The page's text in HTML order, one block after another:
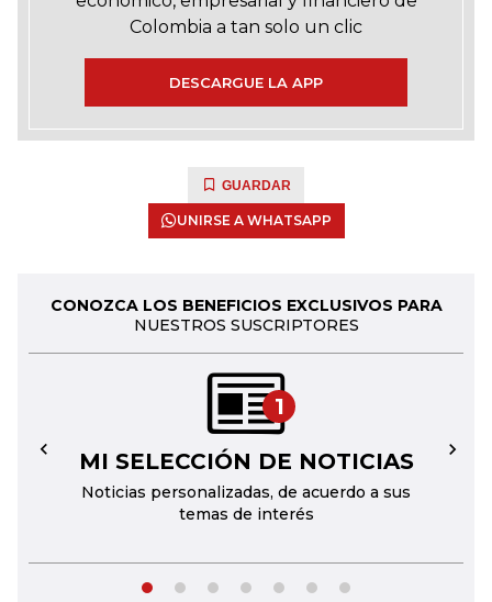
Colombia a tan solo un clic
DESCARGUE LA APP
GUARDAR
UNIRSE A WHATSAPP
CONOZCA LOS BENEFICIOS EXCLUSIVOS PARA
NUESTROS SUSCRIPTORES
1
MI SELECCIÓN DE NOTICIAS
Noticias personalizadas, de acuerdo a sus
temas de interés
← →